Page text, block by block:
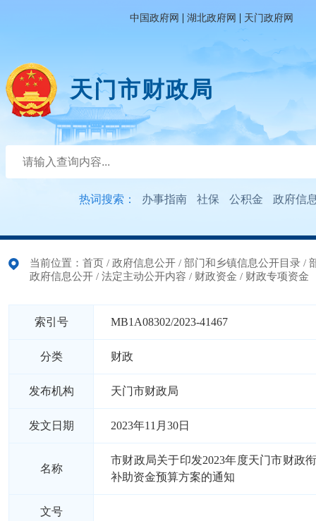
中国政府网 | 湖北政府网 | 天门政府网
天门市财政局
热词搜索： 办事指南 社保 公积金 政府信
当前位置： 首页 / 政府信息公开 / 部门和乡镇信息公开目录 /
政府信息公开 / 法定主动公开内容 / 财政资金 / 财政专项资金
索引号 MB1A08302/2023-41467
分类 财政
发布机构 天门市财政局
发文日期 2023年11月30日
名称
市财政局关于印发2023年度天门市财政
补助资金预算方案的通知
文号